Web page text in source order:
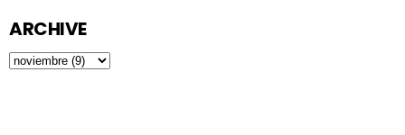
ARCHIVE